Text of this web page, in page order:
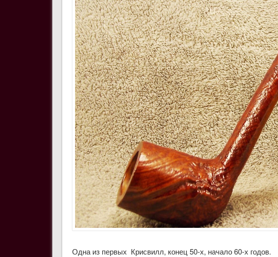
Одна из первых Крисвилл, конец 50-х, начало 60-х годов.